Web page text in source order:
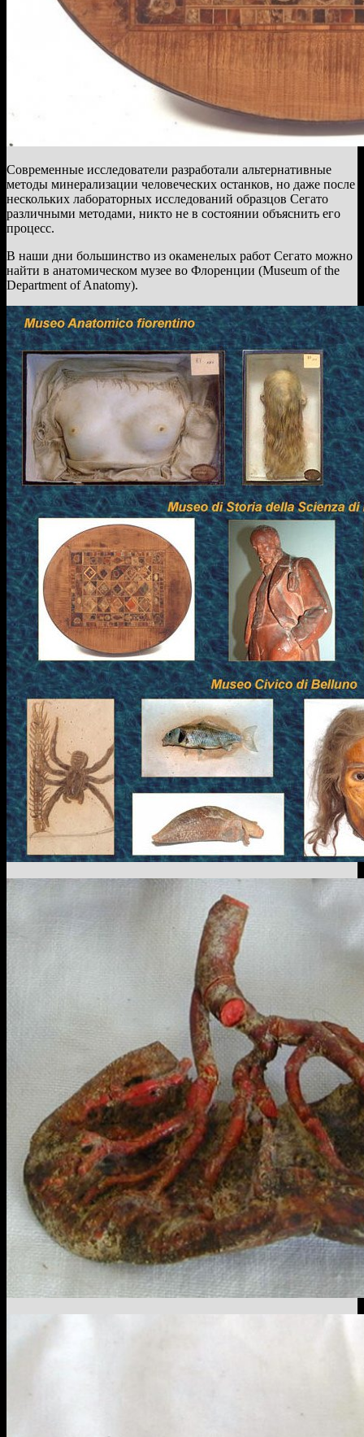
Современные исследователи разработали альтернативные
методы минерализации человеческих останков, но даже после
нескольких лабораторных исследований образцов Сегато
различными методами, никто не в состоянии объяснить его
процесс.
В наши дни большинство из окаменелых работ Сегато можно
найти в анатомическом музее во Флоренции (Museum of the
Department of Anatomy).